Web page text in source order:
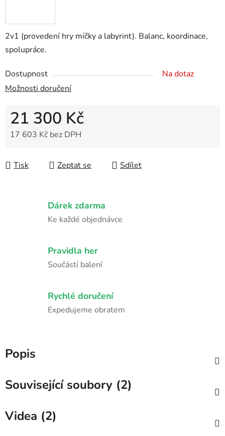
2v1 (provedení hry míčky a labyrint). Balanc, koordinace,
spolupráce.
Dostupnost
Na dotaz
Možnosti doručení
21 300 Kč
17 603 Kč bez DPH
Tisk
Zeptat se Sdílet
Dárek zdarma
Ke každé objednávce
Pravidla her
Součástí balení
Rychlé doručení
Expedujeme obratem
Popis
Související soubory (2)
Videa (2)